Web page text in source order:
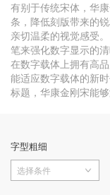
有别于传统宋体，华
条，降低刻版带来的
亲切温柔的视觉感受
笔来强化数字显示的
在数字载体上拥有高
能适应数字载体的新
标题，华康金刚宋能
字型粗细
选择条件